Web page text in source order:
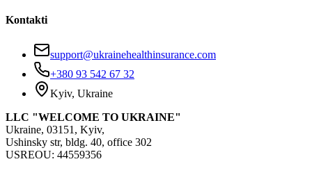
Kontakti
support@ukrainehealthinsurance.com
+380 93 542 67 32
Kyiv, Ukraine
LLC "WELCOME TO UKRAINE"
Ukraine, 03151, Kyiv,
Ushinsky str, bldg. 40, office 302
USREOU: 44559356